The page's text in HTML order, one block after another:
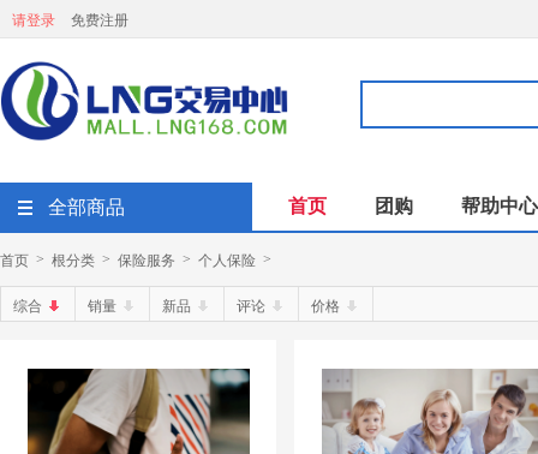
请登录 免费注册
全部商品 首页 团购 帮助中心
首页 > 根分类 > 保险服务 > 个人保险 >
综合 销量 新品 评论 价格